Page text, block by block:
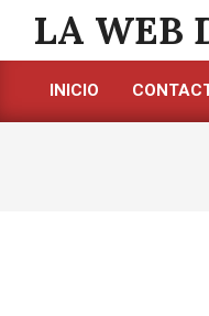
contenido
LA WEB
INICIO